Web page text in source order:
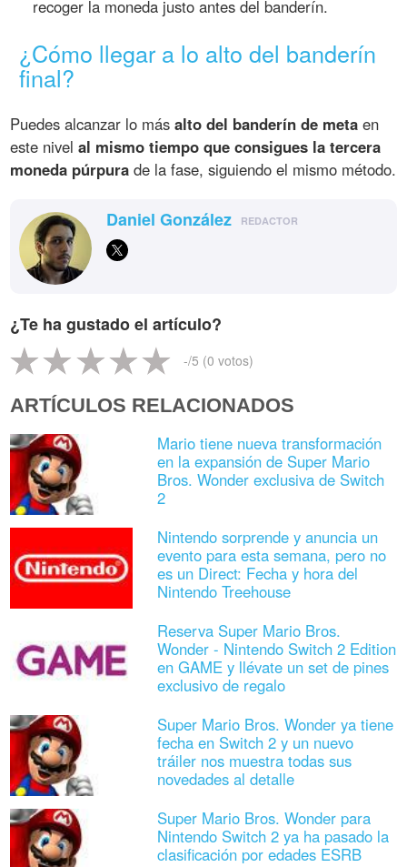
recoger la moneda justo antes del banderín.
¿Cómo llegar a lo alto del banderín
final?
Puedes alcanzar lo másalto del banderín de meta en
este nivelal mismo tiempo que consigues la tercera
moneda púrpura de la fase, siguiendo el mismo método.
Daniel González REDACTOR
¿Te ha gustado el artículo?
-/5 (0 votos)
ARTÍCULOS RELACIONADOS
Mario tiene nueva transformación
en la expansión de Super Mario
Bros. Wonder exclusiva de Switch
2
Nintendo sorprende y anuncia un
evento para esta semana, pero no
es un Direct: Fecha y hora del
Nintendo Treehouse
Reserva Super Mario Bros.
Wonder - Nintendo Switch 2 Edition
en GAME y llévate un set de pines
exclusivo de regalo
Super Mario Bros. Wonder ya tiene
fecha en Switch 2 y un nuevo
tráiler nos muestra todas sus
novedades al detalle
Super Mario Bros. Wonder para
Nintendo Switch 2 ya ha pasado la
clasificación por edades ESRB